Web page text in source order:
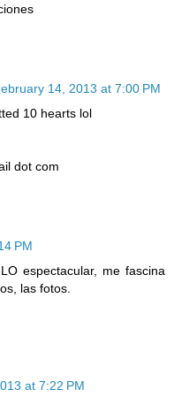
14, 2013 at 7:00 PM
10 hearts lol
dot com
PM
espectacular, me fascina
las fotos.
at 7:22 PM